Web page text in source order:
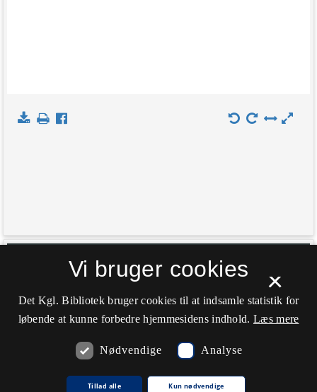
Indlæs kort
×
Vi bruger cookies
Det Kgl. Bibliotek bruger cookies til at indsamle statistik for
løbende at kunne forbedre hjemmesidens indhold. Læs mere
Nødvendige Analyse
Tillad alle Kun nødvendige